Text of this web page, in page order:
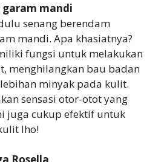
mandi
senang berendam
mandi. Apa khasiatnya?
fungsi untuk melakukan
menghilangkan bau badan
minyak pada kulit.
sensasi otor-otot yang
juga cukup efektif untuk
lho!